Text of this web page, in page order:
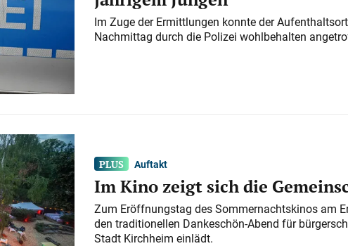
Im Zuge der Ermittlungen konnte der
Nachmittag durch die Polizei wohlbehalten
Auftakt
Im Kino zeigt sich die
Zum Eröffnungstag des Sommernachtskinos am
den traditionellen Dankeschön-Abend für
Stadt Kirchheim einlädt.